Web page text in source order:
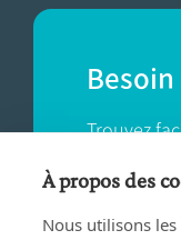
Trouvez
près de
TROUVER
À propos des
Nous utilisons